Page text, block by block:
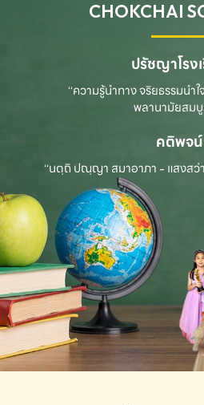
CHOKCHAI
ปรัชญาโรง
“ความรู้นำทาง จริยธรรมนำใ
พลานามัยสม
คติพจน์
“นตฺถิ ปณฺญา สมาอาภา - แสงสว่